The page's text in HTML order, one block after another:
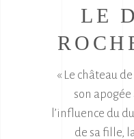
LE
« Le château
son apogée
l’influence du
de sa fille,